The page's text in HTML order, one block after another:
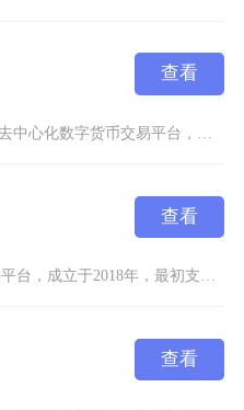
查看
查看
查看